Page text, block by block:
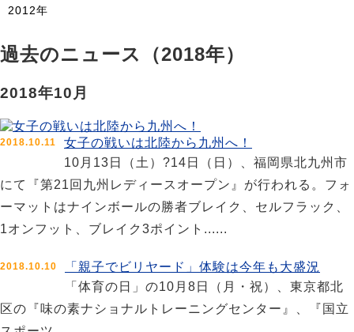
2012年
過去のニュース（2018年）
2018年10月
2018.10.11
女子の戦いは北陸から九州へ！
10月13日（土）?14日（日）、福岡県北九州市
にて『第21回九州レディースオープン』が行われる。フォ
ーマットはナインボールの勝者ブレイク、セルフラック、
1オンフット、ブレイク3ポイント......
2018.10.10
「親子でビリヤード」体験は今年も大盛況
「体育の日」の10月8日（月・祝）、東京都北
区の『味の素ナショナルトレーニングセンター』、『国立